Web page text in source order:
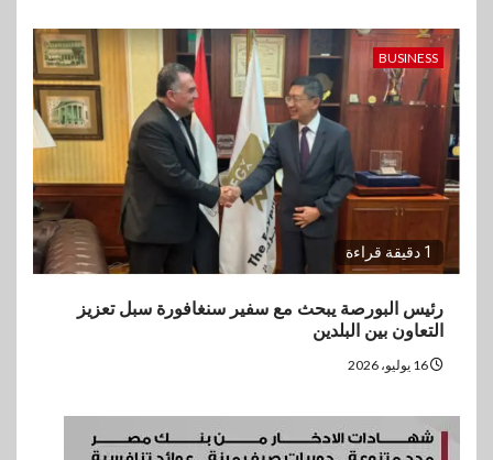
BUSINESS
1 دقيقة قراءة
رئيس البورصة يبحث مع سفير سنغافورة سبل تعزيز
التعاون بين البلدين